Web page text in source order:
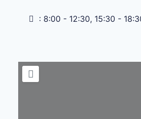
: 8:00 - 12:30, 15:30 -